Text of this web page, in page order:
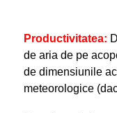
Productivitatea:
de aria de pe
de dimensiunile
meteorologice